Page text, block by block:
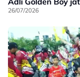
26/07/2026